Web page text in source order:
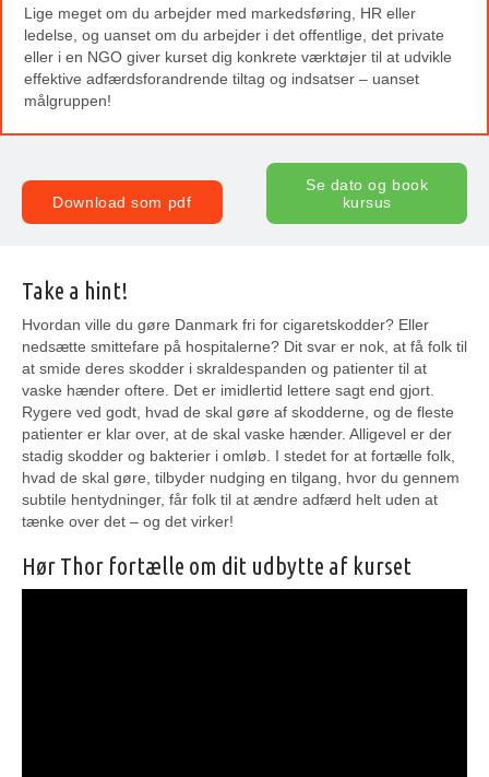
Lige meget om du arbejder med markedsføring, HR eller
ledelse, og uanset om du arbejder i det offentlige, det private
eller i en NGO giver kurset dig konkrete værktøjer til at udvikle
effektive adfærdsforandrende tiltag og indsatser – uanset
målgruppen!
Download som pdf
Se dato og book
kursus
Take a hint!
Hvordan ville du gøre Danmark fri for cigaretskodder? Eller
nedsætte smittefare på hospitalerne? Dit svar er nok, at få folk til
at smide deres skodder i skraldespanden og patienter til at
vaske hænder oftere. Det er imidlertid lettere sagt end gjort.
Rygere ved godt, hvad de skal gøre af skodderne, og de fleste
patienter er klar over, at de skal vaske hænder. Alligevel er der
stadig skodder og bakterier i omløb. I stedet for at fortælle folk,
hvad de skal gøre, tilbyder nudging en tilgang, hvor du gennem
subtile hentydninger, får folk til at ændre adfærd helt uden at
tænke over det – og det virker!
Hør Thor fortælle om dit udbytte af kurset